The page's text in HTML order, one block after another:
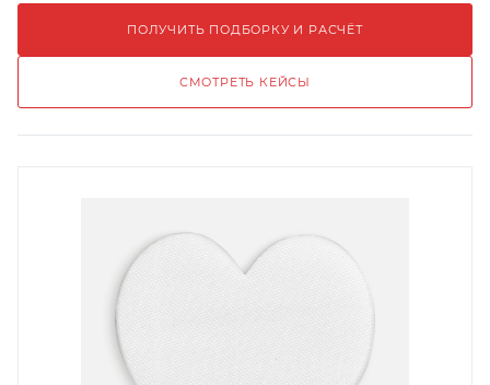
ПОЛУЧИТЬ ПОДБОРКУ И РАСЧЁТ
СМОТРЕТЬ КЕЙСЫ